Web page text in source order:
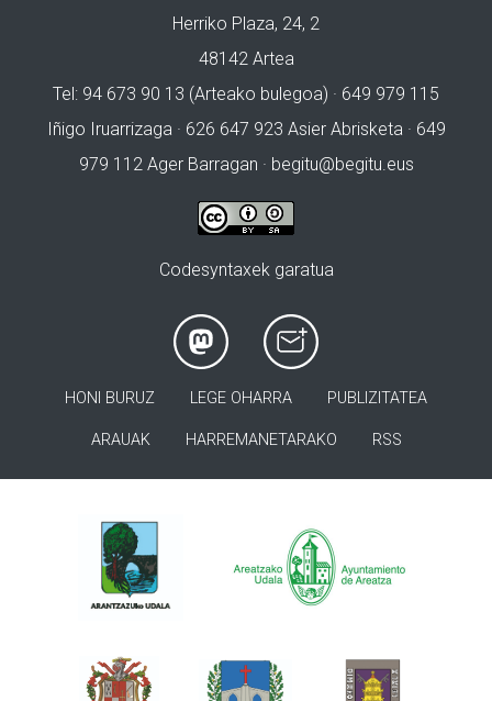
Herriko Plaza, 24, 2
48142 Artea
Tel: 94 673 90 13 (Arteako bulegoa) · 649 979 115
Iñigo Iruarrizaga · 626 647 923 Asier Abrisketa · 649
979 112 Ager Barragan · begitu@begitu.eus
Codesyntaxek garatua
HONI BURUZ LEGE OHARRA PUBLIZITATEA
ARAUAK HARREMANETARAKO RSS